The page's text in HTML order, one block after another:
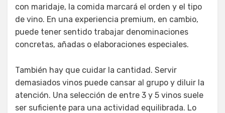
con maridaje, la comida marcará el orden y el tipo
de vino. En una experiencia premium, en cambio,
puede tener sentido trabajar denominaciones
concretas, añadas o elaboraciones especiales.
También hay que cuidar la cantidad. Servir
demasiados vinos puede cansar al grupo y diluir la
atención. Una selección de entre 3 y 5 vinos suele
ser suficiente para una actividad equilibrada. Lo